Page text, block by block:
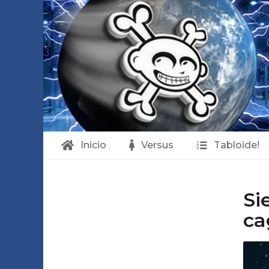
Inicio Versus Tabloide!
L
a
R